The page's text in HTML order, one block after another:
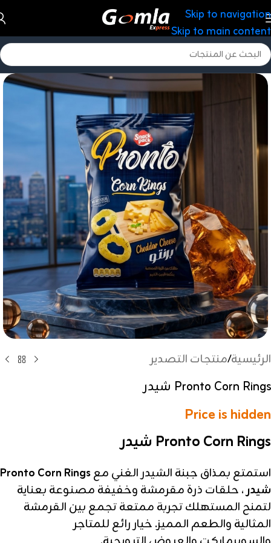
Skip to navigation
Skip to main content
الرئيسية/منتجات التصدير
Pronto Corn Rings شيدر
Price is hidden
Pronto Corn Rings شيدر
استمتع بمذاق جبنة الشيدر الغني معPronto Corn Rings
شيدر، حلقات ذرة مقرمشة وخفيفة مصنوعة بعناية
لتمنح المستهلك تجربة ممتعة تجمع بين القرمشة
المثالية والطعم المميز. خيار رائع للمتاجر